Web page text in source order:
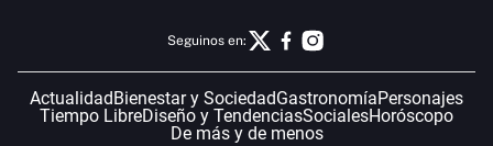
Seguinos en:
Actualidad Bienestar y SociedadGastronomíaPersonajes
Tiempo LibreDiseño y TendenciasSocialesHoróscopo
De más y de menos